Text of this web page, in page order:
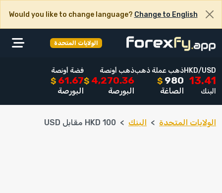
Would you like to change language? Change to English
الولايات المتحدة
HKD/USD
13.41
البنك
ذهب عملة ذهب
980
$
الصاغة
ذهب أونصة
4,270.36
$
البورصة
فضة أونصة
61.67
$
البورصة
الولايات المتحدة البنك 100 HKD مقابل USD